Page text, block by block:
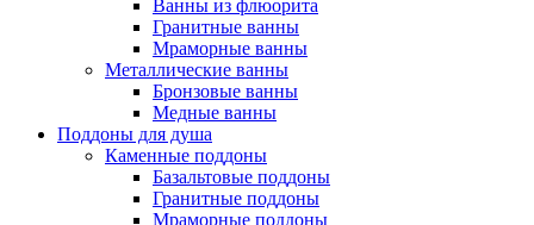
Ванны из флюорита
Гранитные ванны
Мраморные ванны
Металлические ванны
Бронзовые ванны
Медные ванны
Поддоны для душа
Каменные поддоны
Базальтовые поддоны
Гранитные поддоны
Мраморные поддоны